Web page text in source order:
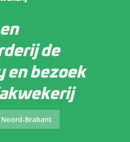
de
en bezoek
Noord-Brabant